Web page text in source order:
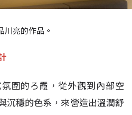
川亮的作品。
圍的ろ霞，從外觀到內部空
沉穩的色系，來營造出溫潤舒